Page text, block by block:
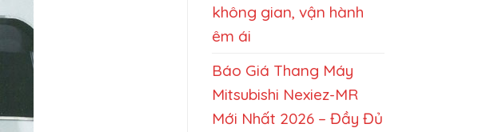
không gian, vận hành
êm ái
Báo Giá Thang Máy
Mitsubishi Nexiez-MR
Mới Nhất 2026 – Đầy Đủ